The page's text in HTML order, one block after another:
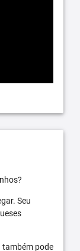
Seu
também pode